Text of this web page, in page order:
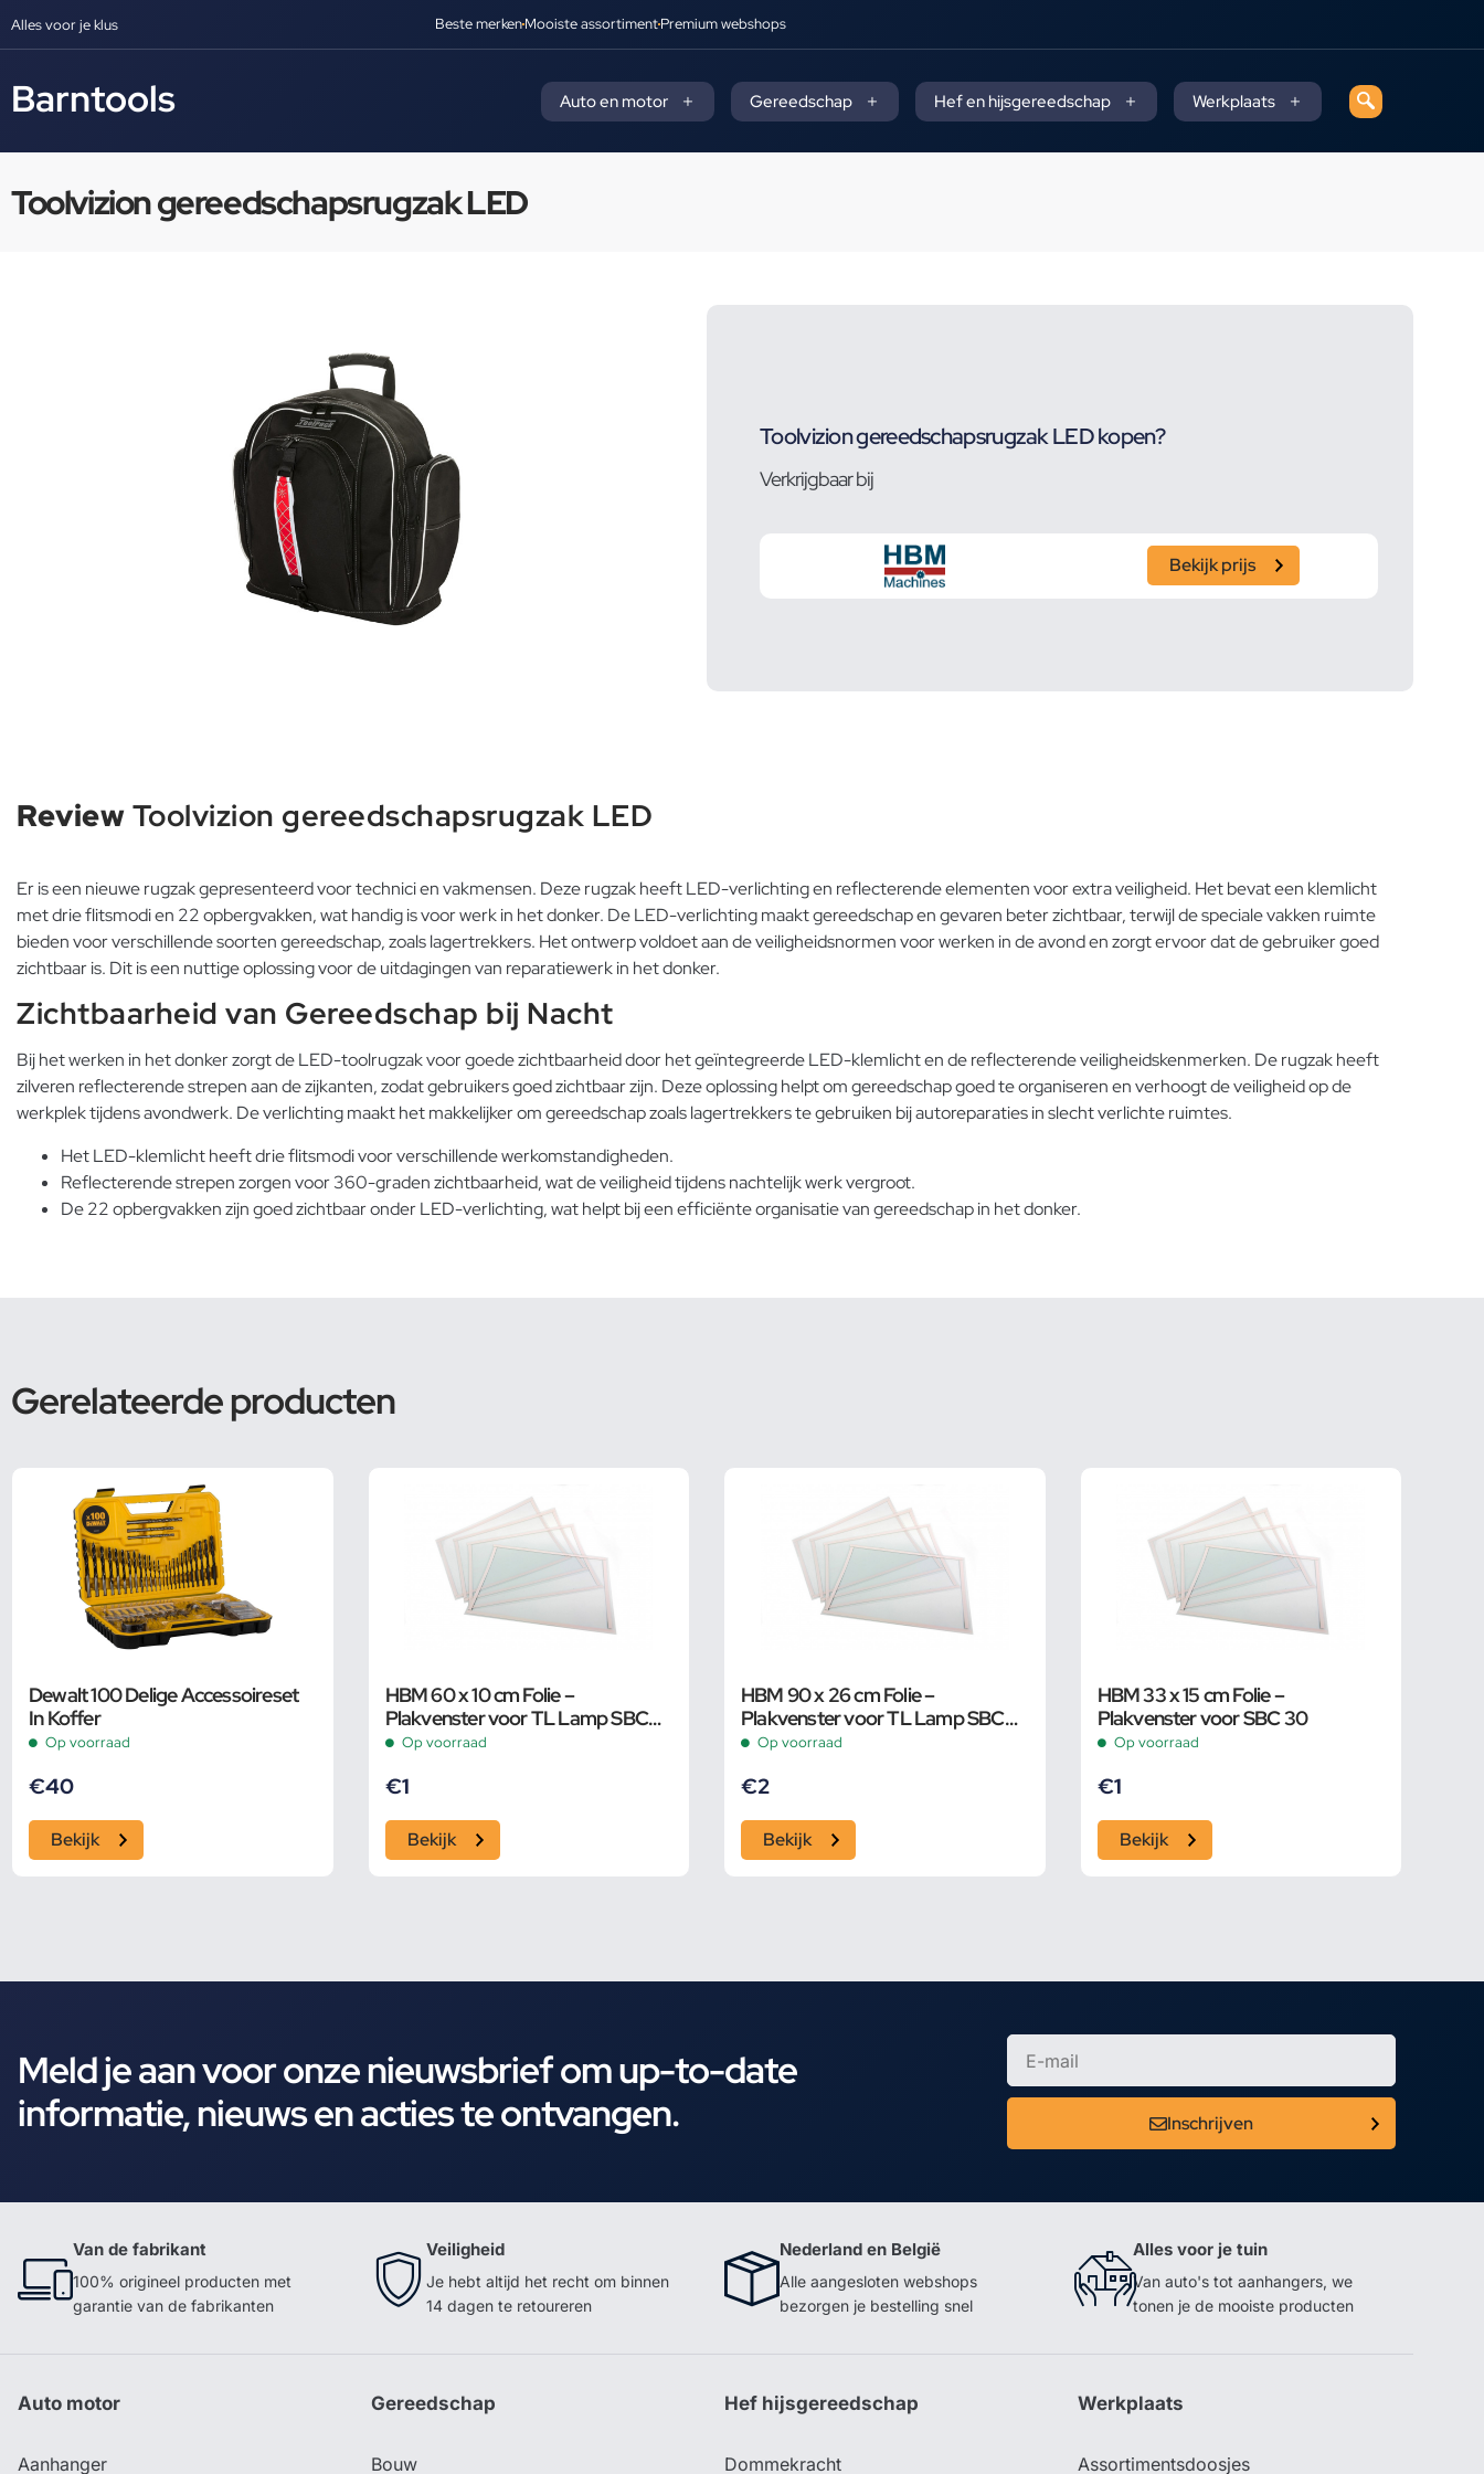
Alles voor je klus Beste merkenMooiste assortimentPremium webshops
Barntools Auto en motor Gereedschap Hef en hijsgereedschap Werkplaats
Toolvizion gereedschapsrugzak LED
Toolvizion gereedschapsrugzak LED kopen?
Verkrijgbaar bij
Bekijk prijs
ReviewToolvizion gereedschapsrugzak LED
Er is een nieuwe rugzak gepresenteerd voor technici en vakmensen. Deze rugzak heeft LED-verlichting en reflecterende elementen voor extra veiligheid. Het bevat een klemlicht
met drie flitsmodi en 22 opbergvakken, wat handig is voor werk in het donker. De LED-verlichting maakt gereedschap en gevaren beter zichtbaar, terwijl de speciale vakken ruimte
bieden voor verschillende soorten gereedschap, zoalslagertrekkers. Het ontwerp voldoet aan de veiligheidsnormen voor werken in de avond en zorgt ervoor dat de gebruiker goed
zichtbaar is. Dit is een nuttige oplossing voor de uitdagingen van reparatiewerk in het donker.
Zichtbaarheid van Gereedschap bij Nacht
Bij het werken in het donker zorgt de LED-toolrugzak voor goede zichtbaarheid door het geïntegreerde LED-klemlicht en de reflecterende veiligheidskenmerken. De rugzak heeft
zilveren reflecterende strepen aan de zijkanten, zodat gebruikers goed zichtbaar zijn. Deze oplossing helpt om gereedschap goed te organiseren en verhoogt de veiligheid op de
werkplek tijdens avondwerk. De verlichting maakt het makkelijker om gereedschap zoalslagertrekkerste gebruiken bij autoreparaties in slecht verlichte ruimtes.
Het LED-klemlicht heeft drie flitsmodi voor verschillende werkomstandigheden.
Reflecterende strepen zorgen voor 360-graden zichtbaarheid, wat de veiligheid tijdens nachtelijk werk vergroot.
De 22 opbergvakken zijn goed zichtbaar onder LED-verlichting, wat helpt bij een efficiënte organisatie van gereedschap in het donker.
Gerelateerde producten
Dewalt 100 Delige Accessoireset
In Koffer
Op voorraad
€40
Bekijk
HBM 60 x 10 cm Folie –
Plakvenster voor TL Lamp SBC
350 / 500
Op voorraad
€1
Bekijk
HBM 90 x 26 cm Folie –
Plakvenster voor TL Lamp SBC
990Op voorraad
€2
Bekijk
HBM 33 x 15 cm Folie –
Plakvenster voor SBC 30
Op voorraad
€1
Bekijk
Meld je aan voor onze nieuwsbrief om up-to-date
informatie, nieuws en acties te ontvangen.
Inschrijven
Van de fabrikant
100% origineel producten met
garantie van de fabrikanten
Veiligheid
Je hebt altijd het recht om binnen
14 dagen te retoureren
Nederland en België
Alle aangesloten webshops
bezorgen je bestelling snel
Alles voor je tuin
Van auto's tot aanhangers, we
tonen je de mooiste producten
Auto motor
Aanhanger
Gereedschap
Bouw
Hef hijsgereedschap
Dommekracht
Werkplaats
Assortimentsdoosjes